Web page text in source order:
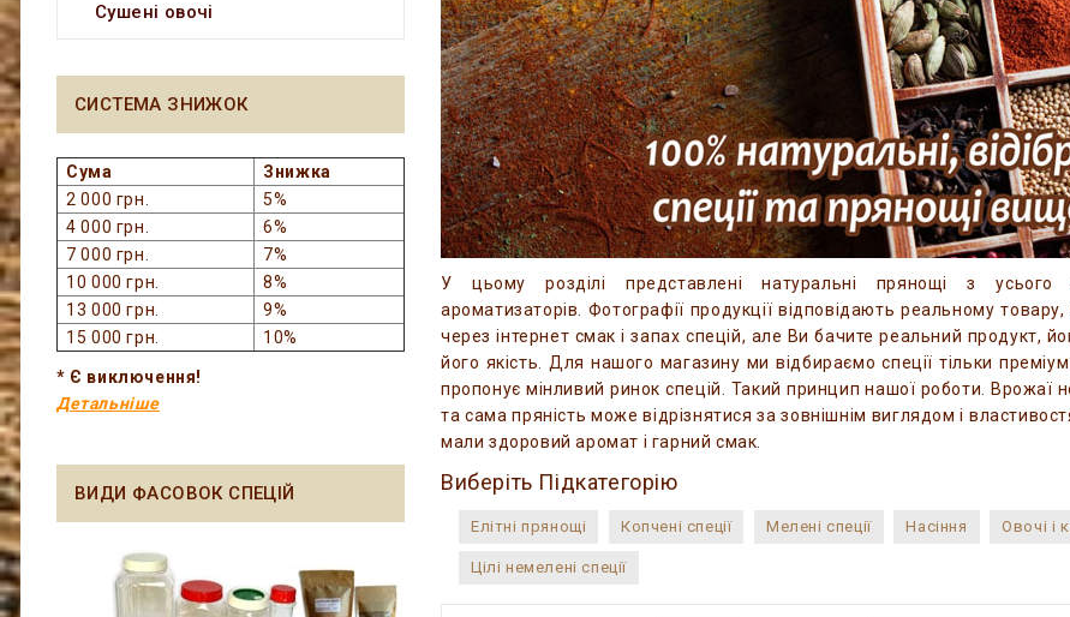
Сушені овочі
СИСТЕМА ЗНИЖОК
Сума
Знижка
2 000 грн.
5%
4 000 грн.
6%
7 000 грн.
7%
10 000 грн.
8%
13 000 грн.
9%
15 000 грн.
10%
* Є виключення!
Детальніше
ВИДИ ФАСОВОК СПЕЦІЙ
У цьому розділі представлені натуральні прянощі з
ароматизаторів. Фотографії продукції відповідають реальному
через інтернет смак і запах спецій, але Ви бачите реальний продукт,
його якість. Для нашого магазину ми відбираємо спеції тільки
пропонує мінливий ринок спецій. Такий принцип нашої роботи. Врожаї
та сама пряність може відрізнятися за зовнішнім виглядом і
мали здоровий аромат і гарний смак.
Виберіть Підкатегорію
Елітні прянощі Копчені спеції Мелені спеції Насіння Овочі і
Цілі немелені спеції